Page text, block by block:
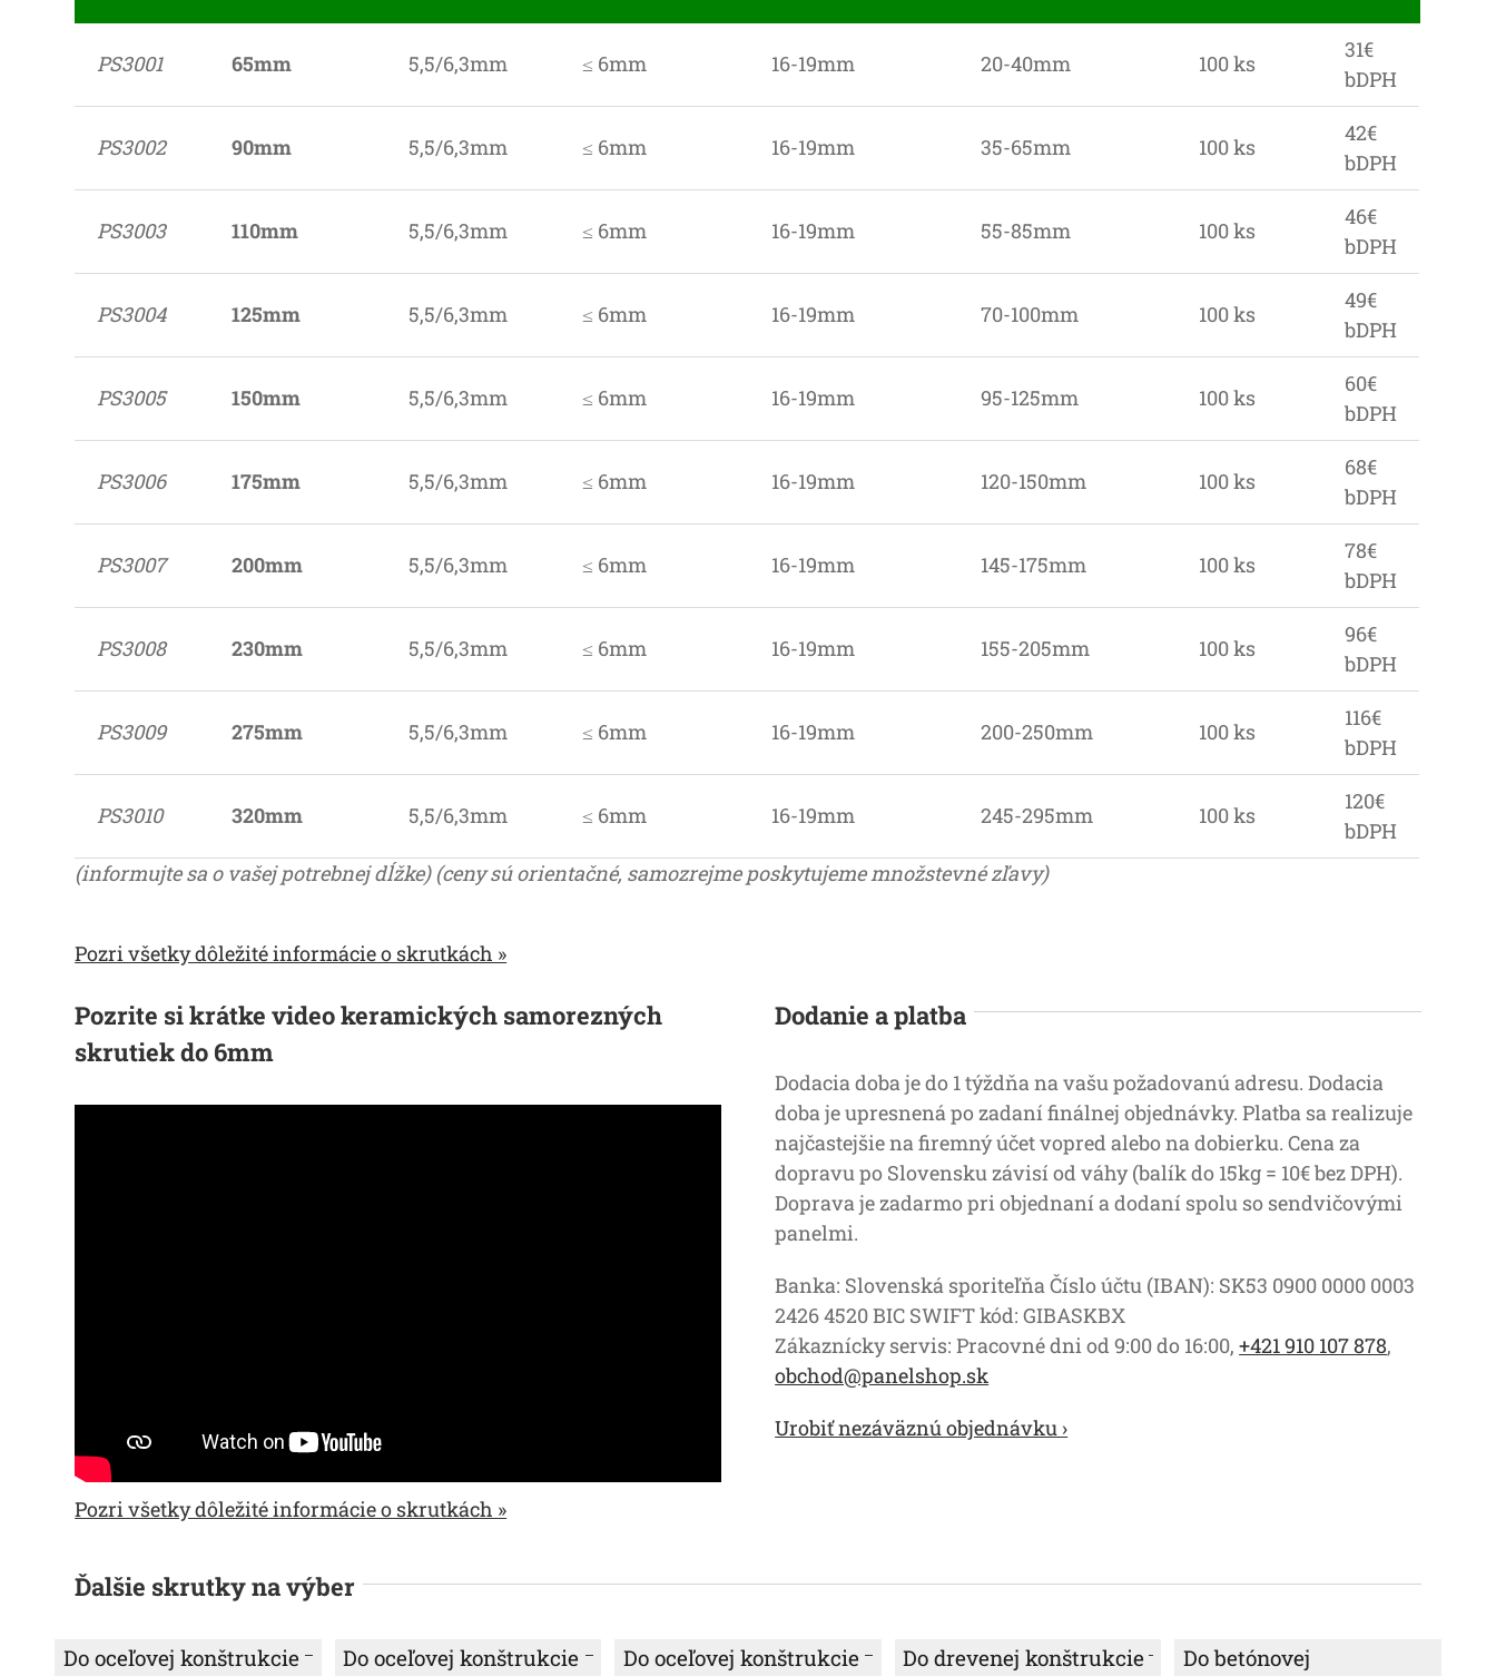
PS3001 65mm 5,5/6,3mm ≤ 6mm 16-19mm 20-40mm 100 ks
31€
bDPH
PS3002 90mm 5,5/6,3mm ≤ 6mm 16-19mm 35-65mm 100 ks
42€
bDPH
PS3003 110mm 5,5/6,3mm ≤ 6mm 16-19mm 55-85mm 100 ks
46€
bDPH
PS3004 125mm 5,5/6,3mm ≤ 6mm 16-19mm 70-100mm 100 ks
49€
bDPH
PS3005 150mm 5,5/6,3mm ≤ 6mm 16-19mm 95-125mm 100 ks
60€
bDPH
PS3006 175mm 5,5/6,3mm ≤ 6mm 16-19mm 120-150mm 100 ks
68€
bDPH
PS3007 200mm 5,5/6,3mm ≤ 6mm 16-19mm 145-175mm 100 ks
78€
bDPH
PS3008 230mm 5,5/6,3mm ≤ 6mm 16-19mm 155-205mm 100 ks
96€
bDPH
PS3009 275mm 5,5/6,3mm ≤ 6mm 16-19mm 200-250mm 100 ks
116€
bDPH
PS3010 320mm 5,5/6,3mm ≤ 6mm 16-19mm 245-295mm 100 ks
120€
bDPH
(informujte sa o vašej potrebnej dĺžke) (ceny sú orientačné, samozrejme poskytujeme množstevné zľavy)
Pozri všetky dôležité informácie o skrutkách »
Pozrite si krátke video keramických samorezných
skrutiek do 6mm
Pozri všetky dôležité informácie o skrutkách »
Dodanie a platba
Dodacia doba je do 1 týždňa na vašu požadovanú adresu. Dodacia
doba je upresnená po zadaní finálnej objednávky. Platba sa realizuje
najčastejšie na firemný účet vopred alebo na dobierku. Cena za
dopravu po Slovensku závisí od váhy (balík do 15kg = 10€ bez DPH).
Doprava je zadarmo pri objednaní a dodaní spolu so sendvičovými
panelmi.
Banka: Slovenská sporiteľňa Číslo účtu (IBAN): SK53 0900 0000 0003
2426 4520 BIC SWIFT kód: GIBASKBX
Zákaznícky servis: Pracovné dni od 9:00 do 16:00,+421 910 107 878,
obchod@panelshop.sk
Urobiť nezáväznú objednávku ›
Ďalšie skrutky na výber
Do oceľovej konštrukcie Do oceľovej konštrukcie Do oceľovej konštrukcie Do drevenej konštrukcie
Do betónovej